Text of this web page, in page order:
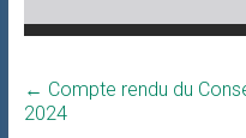
← Compte rendu du
2024